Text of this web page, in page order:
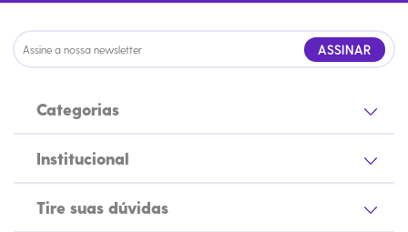
ASSINAR
Categorias
Institucional
Tire suas dúvidas